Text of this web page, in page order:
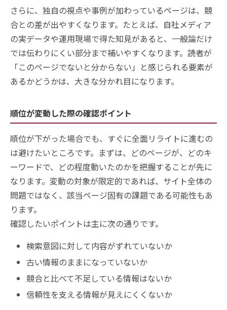
さらに、独自の視点や事例が加わっているページは、競
合との差が出やすくなります。たとえば、自社メディア
の実データや運用現場で得た知見があると、一般論だけ
では伝わりにくい部分まで補いやすくなります。読者が
「このページでないと分からない」と感じられる要素が
あるかどうかは、大きな分かれ目になります。
順位が変動した際の確認ポイント
順位が下がった場合でも、すぐに全面リライトに進むの
は避けたいところです。まずは、どのページが、どのキ
ーワードで、どの程度動いたのかを把握することが先に
なります。変動の対象が限定的であれば、サイト全体の
問題ではなく、該当ページ固有の課題である可能性もあ
ります。
確認したいポイントは主に次の通りです。
検索意図に対して内容がずれていないか
古い情報のままになっていないか
競合と比べて不足している情報はないか
信頼性を支える情報が見えにくくないか